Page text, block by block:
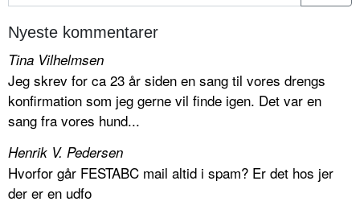
Nyeste kommentarer
Tina Vilhelmsen
Jeg skrev for ca 23 år siden en sang til vores drengs
konfirmation som jeg gerne vil finde igen. Det var en
sang fra vores hund...
Henrik V. Pedersen
Hvorfor går FESTABC mail altid i spam? Er det hos jer
der er en udfo